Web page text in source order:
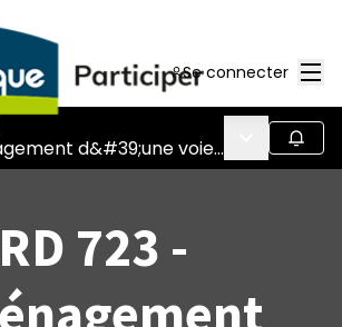
Se connecter
réservée au covoiturage et aux transports en commun
Menu
RD 723 -